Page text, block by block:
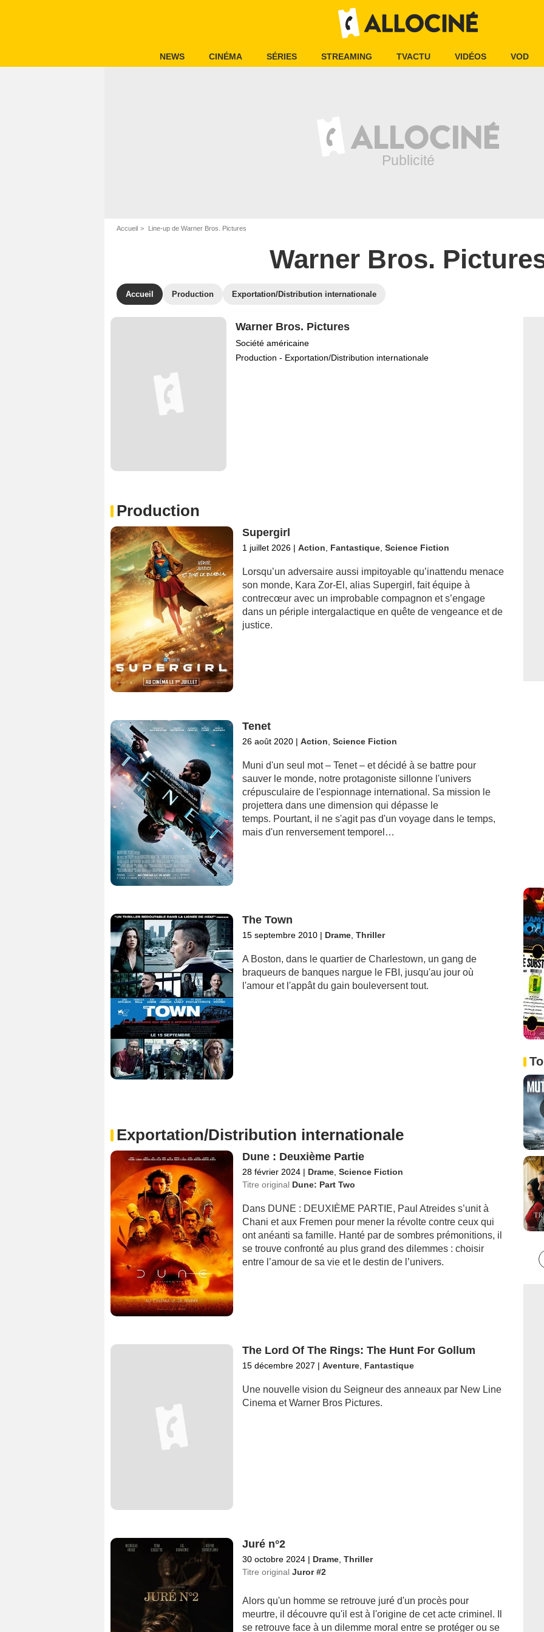
NEWS CINÉMA SÉRIES STREAMING TVACTU VIDÉOS VOD
Accueil Line-up de Warner Bros. Pictures
Warner Bros.
Accueil Production Exportation/Distribution internationale
Warner Bros. Pictures
Société américaine
Production - Exportation/Distribution internationale
Production
Supergirl
1 juillet 2026 | Action Fantastique, Science Fiction
Lorsqu’un adversaire aussi impitoyable qu’inattendu menace
son monde, Kara Zor-El, alias Supergirl, fait équipe à
contrecœur avec un improbable compagnon et s’engage
dans un périple intergalactique en quête de vengeance et de
justice.
Tenet
26 août 2020 | Action Science Fiction
Muni d'un seul mot – Tenet – et décidé à se battre pour
sauver le monde, notre protagoniste sillonne l'univers
crépusculaire de l'espionnage international. Sa mission le
projettera dans une dimension qui dépasse le
temps. Pourtant, il ne s'agit pas d'un voyage dans le temps,
mais d'un renversement temporel…
The Town
15 septembre 2010 | Drame, Thriller
A Boston, dans le quartier de Charlestown, un gang de
braqueurs de banques nargue le FBI, jusqu'au jour où
l'amour et l'appât du gain bouleversent tout.
Exportation/Distribution internationale
Dune : Deuxième Partie
28 février 2024 | Drame, Science Fiction
Titre original Dune: Part Two
Dans DUNE : DEUXIÈME PARTIE, Paul Atreides s’unit à
Chani et aux Fremen pour mener la révolte contre ceux qui
ont anéanti sa famille. Hanté par de sombres prémonitions, il
se trouve confronté au plus grand des dilemmes : choisir
entre l’amour de sa vie et le destin de l’univers.
The Lord Of The Rings: The Hunt For Gollum
15 décembre 2027 | Aventure, Fantastique
Une nouvelle vision du Seigneur des anneaux par New Line
Cinema et Warner Bros Pictures.
Juré n°2
30 octobre 2024 | Drame, Thriller
Titre original Juror #2
Alors qu'un homme se retrouve juré d'un procès pour
meurtre, il découvre qu'il est à l'origine de cet acte criminel. Il
se retrouve face à un dilemme moral entre se protéger ou se